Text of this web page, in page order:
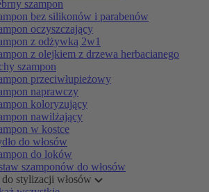
szampon
bez silikonów i parabenów
oczyszczający
z odżywką 2w1
z olejkiem z drzewa herbacianego
szampon
przeciwłupieżowy
naprawczy
koloryzujący
nawilżający
w kostce
do włosów
do loków
szamponów do włosów
stylizacji włosów